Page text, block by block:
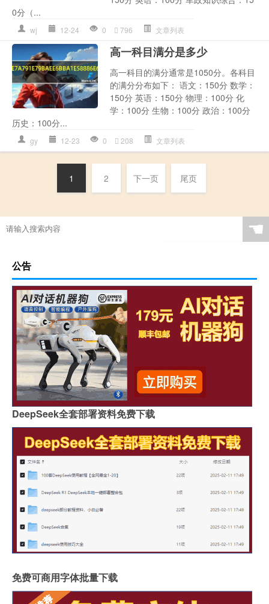
0分（...
wj 12-24 0 796 文章列表
高一科目满分是多少
高一科目的满分通常是1050分。各科目
的满分分布如下： 语文：150分 数学：
150分 英语：150分 物理：100分 化
学：100分 生物：100分 政治：100分
历史：100分...
gy 12-23 0 208 文章列表
1 2 下一页 尾页
☚
公告
DeepSeek全套部署资料免费下载
免费可商用字体批量下载